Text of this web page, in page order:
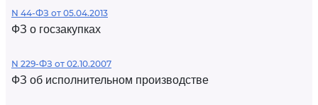
N 44-ФЗ от 05.04.2013
ФЗ о госзакупках
N 229-ФЗ от 02.10.2007
ФЗ об исполнительном производстве